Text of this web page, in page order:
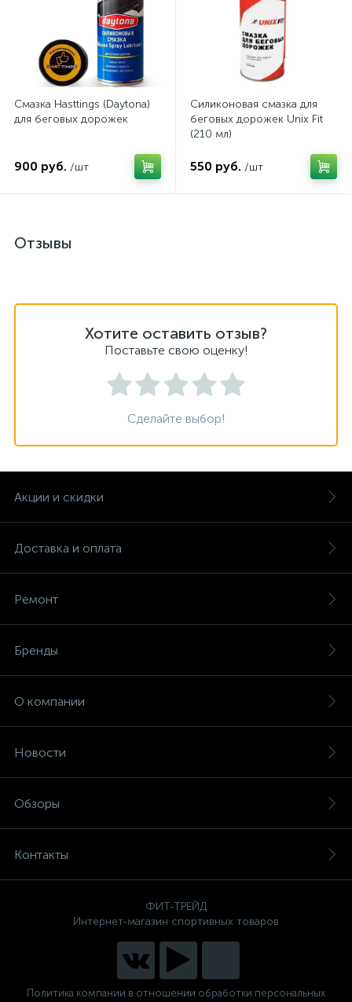
Смазка Hasttings (Daytona)
для беговых дорожек
900 руб. /шт
Силиконовая смазка для
беговых дорожек Unix Fit
(210 мл)
550 руб. /шт
Отзывы
Хотите оставить отзыв?
Поставьте свою оценку!
Сделайте выбор!
Акции и скидки
Доставка и оплата
Ремонт
Бренды
О компании
Новости
Обзоры
Контакты
ФИТ-ТРЕЙД
Интернет-магазин спортивных товаров
Политика компании в отношении обработки персональных